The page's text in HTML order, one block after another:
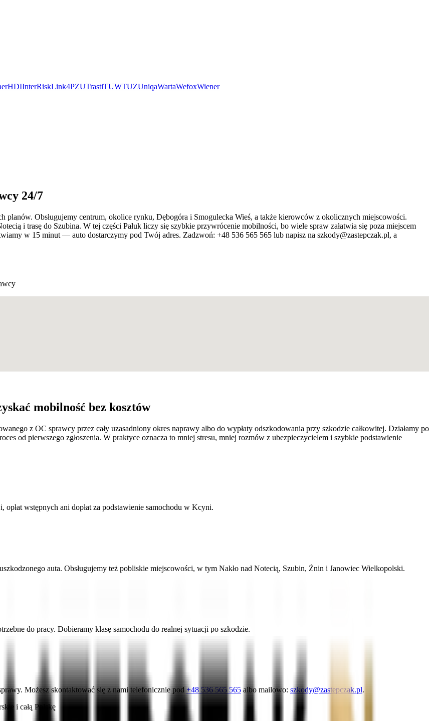
HDIInterRiskLink4PZUTrastiTUWTUZUniqaWartaWefoxWiener
24/7
Obsługujemy centrum, okolice rynku, Dębogóra i Smogulecka Wieś, a także kierowców z okolicznych miejscowości.
i trasę do Szubina. W tej części Pałuk liczy się szybkie przywrócenie mobilności, bo wiele spraw załatwia się poza miejscem
w 15 minut — auto dostarczymy pod Twój adres. Zadzwoń: +48 536 565 565 lub napisz na szkody@zastepczak.pl, a
mobilność bez kosztów
z OC sprawcy przez cały uzasadniony okres naprawy albo do wypłaty odszkodowania przy szkodzie całkowitej. Działamy po
od pierwszego zgłoszenia. W praktyce oznacza to mniej stresu, mniej rozmów z ubezpieczycielem i szybkie podstawienie
wstępnych ani dopłat za podstawienie samochodu w Kcyni.
auta. Obsługujemy też pobliskie miejscowości, w tym Nakło nad Notecią, Szubin, Żnin i Janowiec Wielkopolski.
do pracy. Dobieramy klasę samochodu do realnej sytuacji po szkodzie.
Możesz skontaktować się z nami telefonicznie pod+48 536 565 565 albo mailowo: szkody@zastepczak.pl.
i całą Polskę